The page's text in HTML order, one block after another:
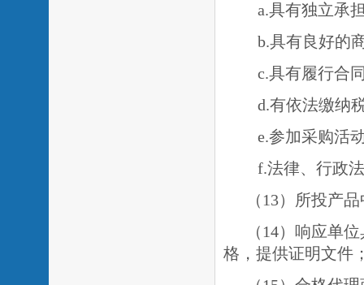
a.具有独立承
b.具有良好的
c.具有履行合
d.有依法缴纳
e.参加采购活
f.法律、行政
（13）所投产
（14）响应单
格 ，提供证明文件